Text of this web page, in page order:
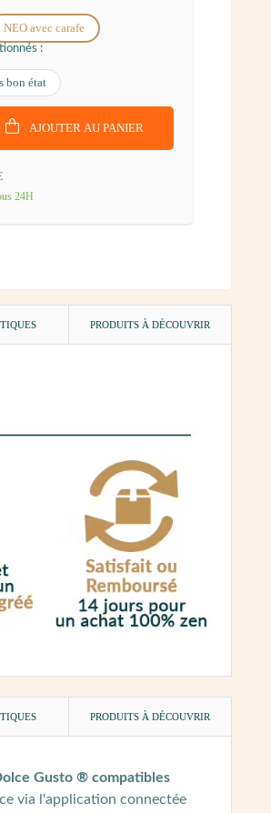
NEO avec carafe
:
bon état
AJOUTER AU PANIER
24H
PRODUITS À DÉCOUVRIR
PRODUITS À DÉCOUVRIR
Gusto ® compatibles
via l'application connectée